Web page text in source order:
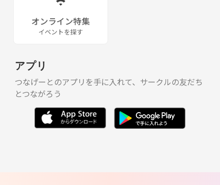
オンライン特集
イベントを探す
アプリ
つなげーとのアプリを手に入れて、サークルの友だち
とつながろう